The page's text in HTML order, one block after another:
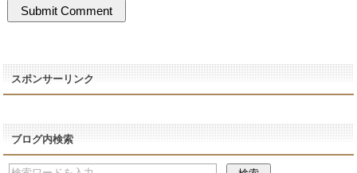
スポンサーリンク
ブログ内検索